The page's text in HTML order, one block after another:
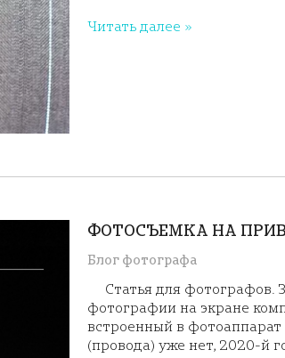
Читать далее »
ФОТОСЪЕМКА НА
Блог фотографа
Статья для фотографов.
фотографии на экране
встроенный в фотоаппарат
(провода) уже нет, 2020-й